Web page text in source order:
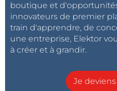
boutique et
innovateurs de premier
train d'apprendre, de
une entreprise, Elektor
à créer et à grandir.
Je